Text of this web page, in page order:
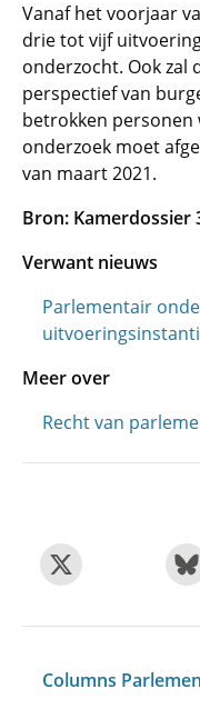
Vanaf het voorjaar
drie tot vijf
onderzocht. Ook zal
perspectief van
betrokken
onderzoek moet
van maart 2021.
Bron: Kamerdossier
Verwant nieuws
Parlementair
Meer over
Recht van
Columns